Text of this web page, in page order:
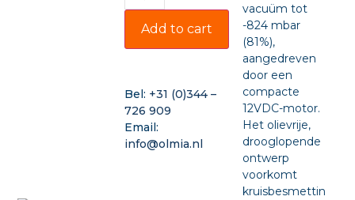
Add to cart
Bel: +31 (0)344 –
726 909
Email:
info@olmia.nl
vacuüm tot
-824 mbar
(81%),
aangedreven
door een
compacte
12VDC-motor.
Het olievrije,
drooglopende
ontwerp
voorkomt
kruisbesmetting